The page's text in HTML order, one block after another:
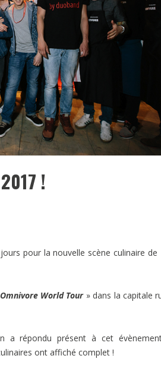
!
pour la nouvelle scène culinaire
Omnivore World Tour» dans la capitale
a répondu présent à cet
ont affiché complet !